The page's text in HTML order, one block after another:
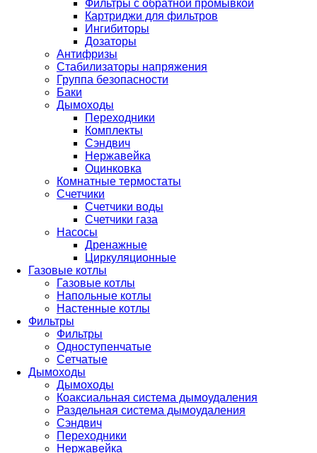
Фильтры с обратной промывкой
Картриджи для фильтров
Ингибиторы
Дозаторы
Антифризы
Стабилизаторы напряжения
Группа безопасности
Баки
Дымоходы
Переходники
Комплекты
Сэндвич
Нержавейка
Оцинковка
Комнатные термостаты
Счетчики
Счетчики воды
Счетчики газа
Насосы
Дренажные
Циркуляционные
Газовые котлы
Газовые котлы
Напольные котлы
Настенные котлы
Фильтры
Фильтры
Одноступенчатые
Сетчатые
Дымоходы
Дымоходы
Коаксиальная система дымоудаления
Раздельная система дымоудаления
Сэндвич
Переходники
Нержавейка